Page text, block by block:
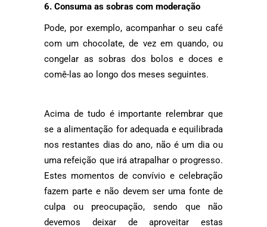
6. Consuma as sobras com moderação
Pode, por exemplo, acompanhar o seu café
com um chocolate, de vez em quando, ou
congelar as sobras dos bolos e doces e
comê-las ao longo dos meses seguintes.
Acima de tudo é importante relembrar que
se a alimentação for adequada e equilibrada
nos restantes dias do ano, não é um dia ou
uma refeição que irá atrapalhar o progresso.
Estes momentos de convívio e celebração
fazem parte e não devem ser uma fonte de
culpa ou preocupação, sendo que não
devemos deixar de aproveitar estas